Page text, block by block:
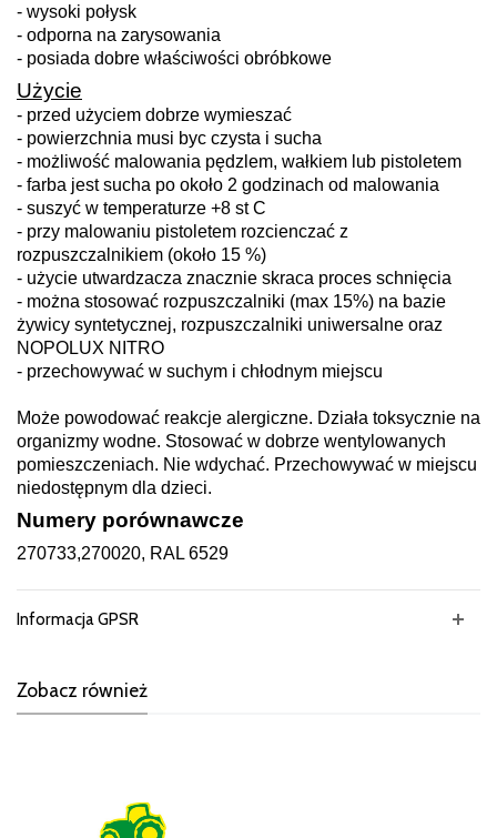
- wysoki połysk
- odporna na zarysowania
- posiada dobre właściwości obróbkowe
Użycie
- przed użyciem dobrze wymieszać
- powierzchnia musi byc czysta i sucha
- możliwość malowania pędzlem, wałkiem lub pistoletem
- farba jest sucha po około 2 godzinach od malowania
- suszyć w temperaturze +8 st C
- przy malowaniu pistoletem rozcienczać z
rozpuszczalnikiem (około 15 %)
- użycie utwardzacza znacznie skraca proces schnięcia
- można stosować rozpuszczalniki (max 15%) na bazie
żywicy syntetycznej, rozpuszczalniki uniwersalne oraz
NOPOLUX NITRO
- przechowywać w suchym i chłodnym miejscu
Może powodować reakcje alergiczne. Działa toksycznie na
organizmy wodne. Stosować w dobrze wentylowanych
pomieszczeniach. Nie wdychać. Przechowywać w miejscu
niedostępnym dla dzieci.
Numery porównawcze
270733,270020, RAL 6529
Informacja GPSR
Zobacz również